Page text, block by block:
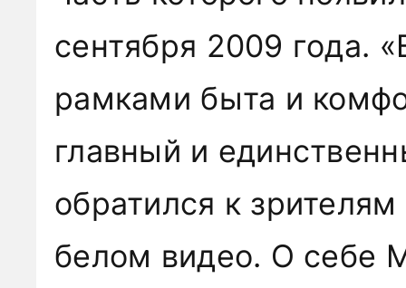
сентября 2009 года.
рамками быта и
главный и
обратился к
белом видео. О себе